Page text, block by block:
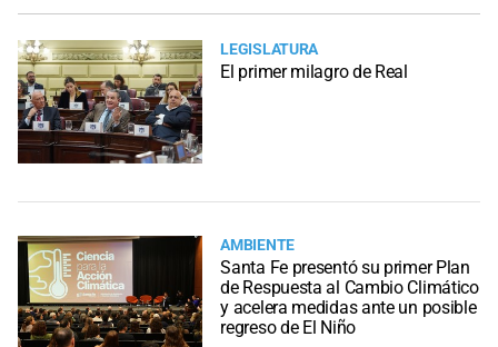
LEGISLATURA
El primer milagro de Real
AMBIENTE
Santa Fe presentó su primer Plan
de Respuesta al Cambio Climático
y acelera medidas ante un posible
regreso de El Niño